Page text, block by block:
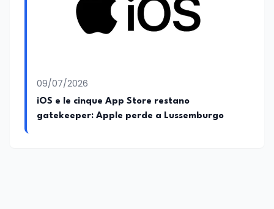
09/07/2026
iOS e le cinque App Store restano
gatekeeper: Apple perde a Lussemburgo